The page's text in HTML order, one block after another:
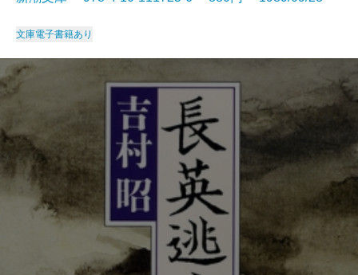
文庫電子書籍あり